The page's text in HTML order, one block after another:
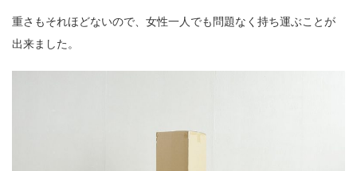
重さもそれほどないので、女性一人でも問題なく持ち運ぶことが
出来ました。